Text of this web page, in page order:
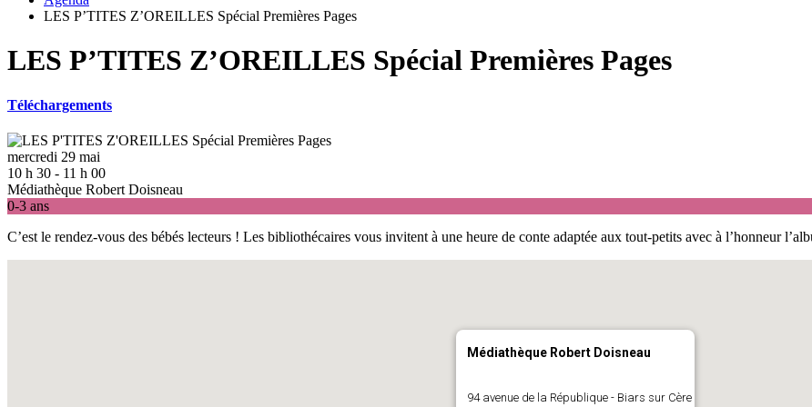
LES P’TITES Z’OREILLES Spécial Premières Pages
LES P’TITES Z’OREILLES Spécial Premières Pages
Téléchargements
mercredi 29 mai
10 h 30 - 11 h 00
Médiathèque Robert Doisneau
0-3 ans
C’est le rendez-vous des bébés lecteurs ! Les bibliothécaires vous invitent à une heure de conte adaptée aux tout-petits avec à l’honneur
Médiathèque Robert Doisneau
94 avenue de la République - Biars sur Cère